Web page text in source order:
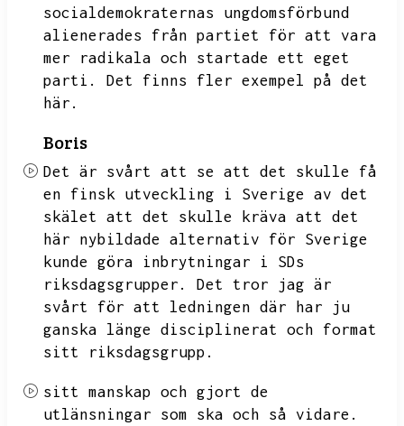
socialdemokraternas ungdomsförbund
alienerades från partiet för att vara
mer radikala och startade ett eget
parti.
Det finns fler exempel på det
här.
Boris
Det är svårt att se att det skulle få
en finsk utveckling i Sverige av det
skälet att det skulle kräva att det
här nybildade alternativ för Sverige
kunde göra inbrytningar i SDs
riksdagsgrupper.
Det tror jag är
svårt för att ledningen där har ju
ganska länge disciplinerat och format
sitt riksdagsgrupp.
sitt manskap och gjort de
utlänsningar som ska och så vidare.